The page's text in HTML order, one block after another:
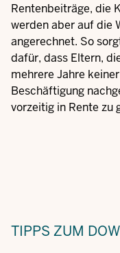
Rentenbeiträge, die
werden aber auf die
angerechnet. So
dafür, dass Eltern,
mehrere Jahre
Beschäftigung
vorzeitig in Rente zu
TIPPS ZUM